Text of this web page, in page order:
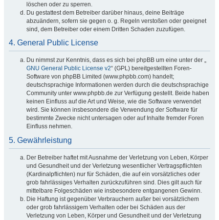
löschen oder zu sperren.
Du gestattest dem Betreiber darüber hinaus, deine Beiträge
abzuändern, sofern sie gegen o. g. Regeln verstoßen oder geeignet
sind, dem Betreiber oder einem Dritten Schaden zuzufügen.
4. General Public License
Du nimmst zur Kenntnis, dass es sich bei phpBB um eine unter der „
GNU General Public License v2“ (GPL) bereitgestellten Foren-
Software von phpBB Limited (www.phpbb.com) handelt;
deutschsprachige Informationen werden durch die deutschsprachige
Community unter www.phpbb.de zur Verfügung gestellt. Beide haben
keinen Einfluss auf die Art und Weise, wie die Software verwendet
wird. Sie können insbesondere die Verwendung der Software für
bestimmte Zwecke nicht untersagen oder auf Inhalte fremder Foren
Einfluss nehmen.
5. Gewährleistung
Der Betreiber haftet mit Ausnahme der Verletzung von Leben, Körper
und Gesundheit und der Verletzung wesentlicher Vertragspflichten
(Kardinalpflichten) nur für Schäden, die auf ein vorsätzliches oder
grob fahrlässiges Verhalten zurückzuführen sind. Dies gilt auch für
mittelbare Folgeschäden wie insbesondere entgangenen Gewinn.
Die Haftung ist gegenüber Verbrauchern außer bei vorsätzlichem
oder grob fahrlässigem Verhalten oder bei Schäden aus der
Verletzung von Leben, Körper und Gesundheit und der Verletzung